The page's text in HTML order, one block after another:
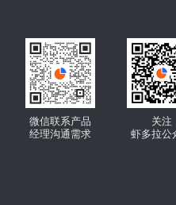
微信联系产品
经理沟通需求
关注
虾多拉公